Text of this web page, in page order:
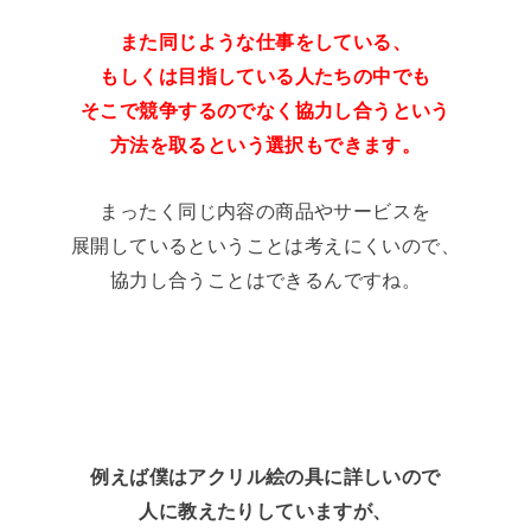
また同じような仕事をしている、
もしくは目指している人たちの中でも
そこで競争するのでなく協力し合うという
方法を取るという選択もできます。
まったく同じ内容の商品やサービスを
展開しているということは考えにくいので、
協力し合うことはできるんですね。
例えば僕はアクリル絵の具に詳しいので
人に教えたりしていますが、